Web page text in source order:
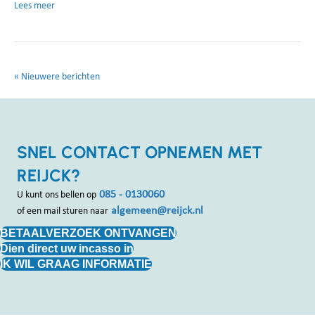
Lees meer
« Nieuwere berichten
SNEL CONTACT OPNEMEN MET
REIJCK?
U kunt ons bellen op 085 - 0130060
of een mail sturen naar algemeen@reijck.nl
BETAALVERZOEK ONTVANGEN
Dien direct uw incasso in
IK WIL GRAAG INFORMATIE